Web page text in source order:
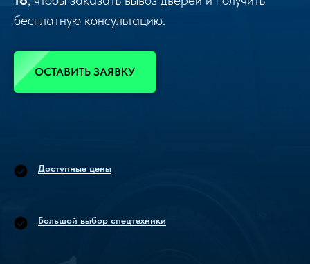
бесплатную консультацию.
ОСТАВИТЬ ЗАЯВКУ
Доступные цены
Большой выбор спецтехники